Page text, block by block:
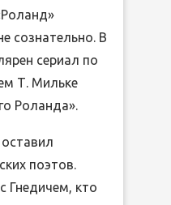
сознательно. В
сериал по
Т. Мильке
Роланда».
поэтов.
Гнедичем, кто